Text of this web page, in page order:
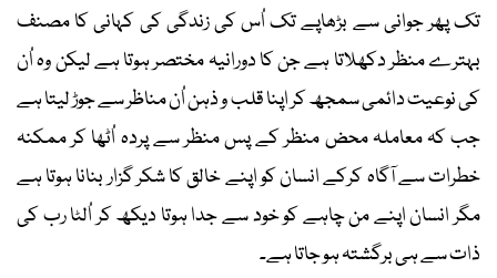
تک پھر جوانی سے بڑھاپے تک اُس کی زندگی کی کہانی کا مصنف
بہترے منظر دکھلاتا ہے جن کا دورانیہ مختصر ہوتا ہے لیکن وہ اُن
کی نوعیت دائمی سمجھ کر اپنا قلب و ذہن اُن مناظر سے جوڑ لیتا ہے
جب کہ معاملہ محض منظر کے پس منظر سے پردہ اُٹھا کر ممکنہ
خطرات سے آگاہ کرکے انسان کو اپنے خالق کا شکر گزار بنانا ہوتا ہے
مگر انسان اپنے من چاہے کو خود سے جدا ہوتا دیکھ کر اُلٹا رب کی
ذات سے ہی برگشتہ ہو جاتا ہے۔